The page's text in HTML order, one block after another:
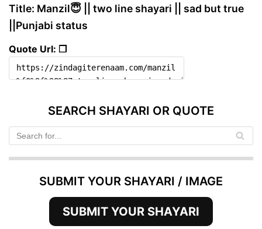
Title: Manzil😇 || two line shayari || sad but true
||Punjabi status
Quote Url: ❐
SEARCH SHAYARI OR QUOTE
SUBMIT YOUR SHAYARI / IMAGE
SUBMIT YOUR SHAYARI